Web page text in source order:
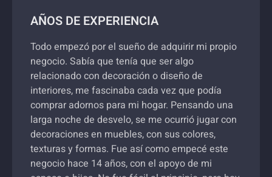
AÑOS DE EXPERIENCIA
Todo empezó por el sueño de adquirir mi propio
negocio. Sabía que tenía que ser algo
relacionado con decoración o diseño de
interiores, me fascinaba cada vez que podía
comprar adornos para mi hogar. Pensando una
larga noche de desvelo, se me ocurrió jugar con
decoraciones en muebles, con sus colores,
texturas y formas. Fue así como empecé este
negocio hace 14 años, con el apoyo de mi